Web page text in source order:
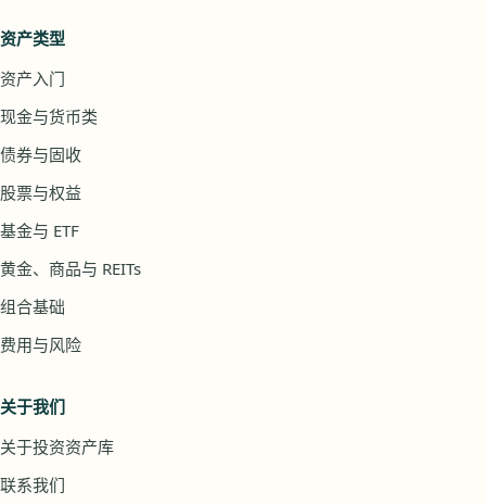
资产类型
资产入门
现金与货币类
债券与固收
股票与权益
基金与 ETF
黄金、商品与 REITs
组合基础
费用与风险
关于我们
关于投资资产库
联系我们